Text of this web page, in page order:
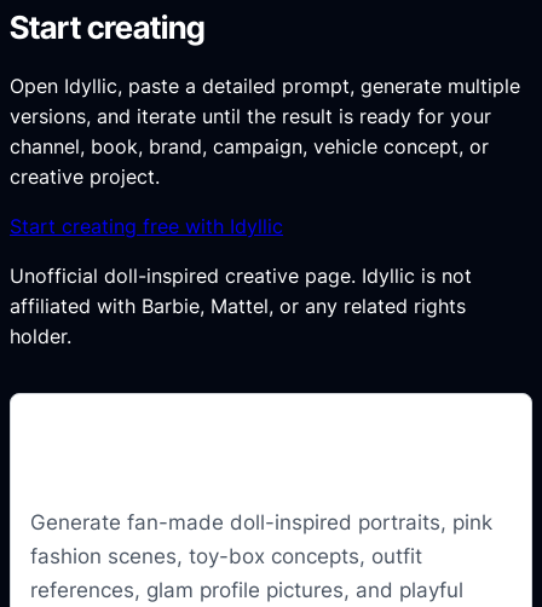
Start creating
Open Idyllic, paste a detailed prompt, generate multiple
versions, and iterate until the result is ready for your
channel, book, brand, campaign, vehicle concept, or
creative project.
Start creating free with Idyllic
Unofficial doll-inspired creative page. Idyllic is not
affiliated with Barbie, Mattel, or any related rights
holder.
Generate fan-made doll-inspired portraits, pink
fashion scenes, toy-box concepts, outfit
references, glam profile pictures, and playful